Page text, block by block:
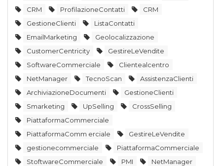
CRM
ProfilazioneContatti
CRM
GestioneClienti
ListaContatti
EmailMarketing
Geolocalizzazione
CustomerCentricity
GestireLeVendite
SoftwareCommerciale
Clientealcentro
NetManager
TecnoScan
AssistenzaClienti
ArchiviazioneDocumenti
GestioneClienti
Smarketing
UpSelling
CrossSelling
PiattaformaCommerciale
PiattaformaComm erciale
GestireLeVendite
gestionecommerciale
PiattaformaCommerciale
StoftwareCommerciale
PMI NetManager